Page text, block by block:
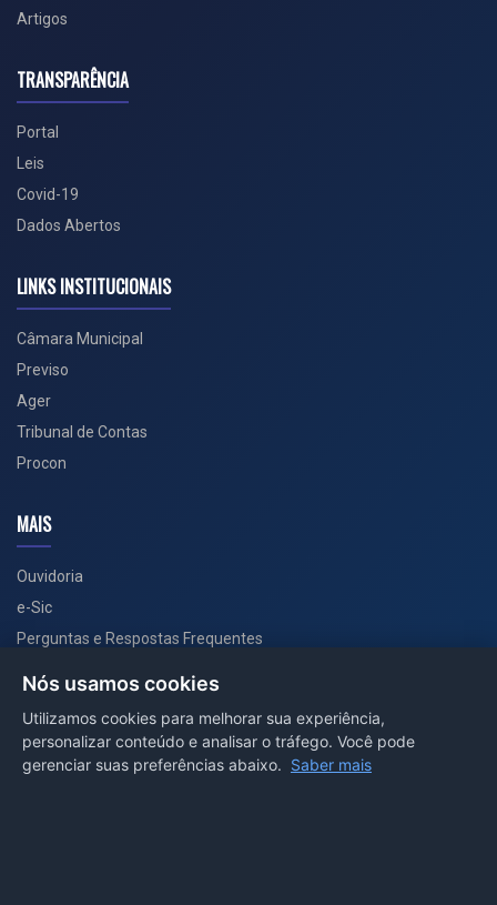
Artigos
TRANSPARÊNCIA
Portal
Leis
Covid-19
Dados Abertos
LINKS INSTITUCIONAIS
Câmara Municipal
Previso
Ager
Tribunal de Contas
Procon
MAIS
Ouvidoria
e-Sic
Perguntas e Respostas Frequentes
PORTAL COVID-19
Nós usamos cookies
Utilizamos cookies para melhorar sua experiência,
personalizar conteúdo e analisar o tráfego. Você pode
gerenciar suas preferências abaixo. Saber mais